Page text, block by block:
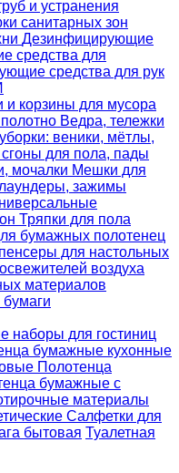
и устранения
санитарных зон
Дезинфицирующие
средства для
средства для рук
и корзины для мусора
Ведра, тележки
веники, мётлы,
для пола, пады
мочалки Мешки для
зажимы
Тряпки для пола
бумажных полотенец
для настольных
воздуха
материалов
наборы для гостиниц
бумажные кухонные
Полотенца
бумажные с
материалы
Салфетки для
бытовая Туалетная